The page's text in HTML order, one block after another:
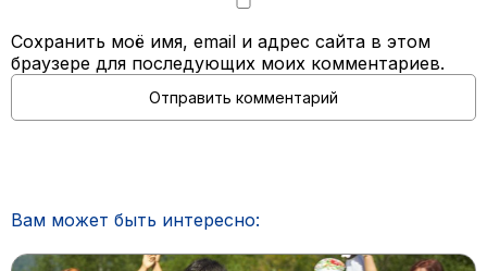
Сохранить моё имя, email и адрес сайта в этом
браузере для последующих моих комментариев.
Вам может быть интересно: